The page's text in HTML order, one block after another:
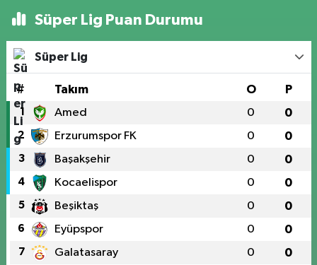
Süper Lig Puan Durumu
Süper Lig
# Takım O P
1 Amed 0 0
2 Erzurumspor FK 0 0
3 Başakşehir 0 0
4 Kocaelispor 0 0
5 Beşiktaş 0 0
6 Eyüpspor 0 0
7 Galatasaray 0 0